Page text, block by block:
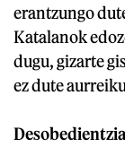
erantzungo
Katalanok
dugu, gizarte
ez dute